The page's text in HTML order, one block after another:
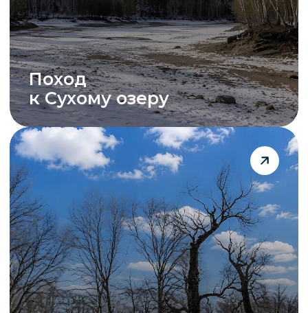
Рыбалка на сига
и хариуса
Сбор грибов и ягод
в окрестных лесах